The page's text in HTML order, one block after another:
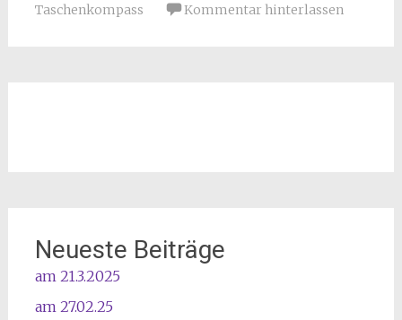
Taschenkompass
Kommentar hinterlassen
Neueste Beiträge
am 21.3.2025
am 27.02.25